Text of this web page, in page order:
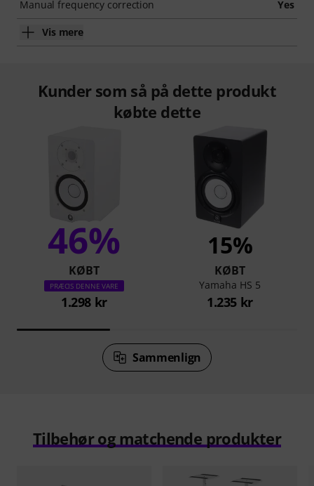
Manual frequency correction Yes
Vis mere
Kunder som så på dette produkt
købte dette
46%
KØBT
PRÆCIS DENNE VARE
1.298 kr
15%
KØBT
Yamaha HS 5
1.235 kr
Sammenlign
Tilbehør og matchende produkter